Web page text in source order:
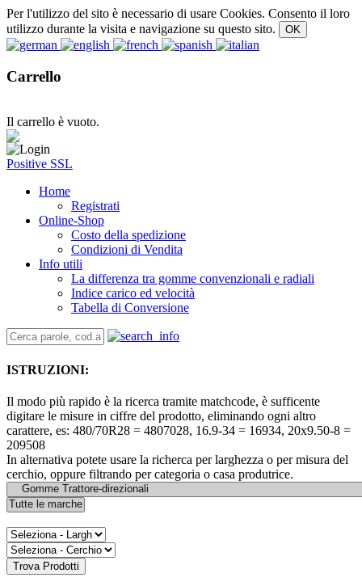
Per l'utilizzo del sito è necessario di usare Cookies. Consento il loro
utilizzo durante la visita e navigazione su questo sito.
Carrello
Il carrello è vuoto.
Positive SSL
Home
Registrati
Online-Shop
Costo della spedizione
Condizioni di Vendita
Info utili
La differenza tra gomme convenzionali e radiali
Indice carico ed velocità
Tabella di Conversione
ISTRUZIONI:
Il modo più rapido è la ricerca tramite matchcode, è sufficente
digitare le misure in ciffre del prodotto, eliminando ogni altro
carattere, es: 480/70R28 = 4807028, 16.9-34 = 16934, 20x9.50-8 =
209508
In alternativa potete usare la richerca per larghezza o per misura del
cerchio, oppure filtrando per categoria o casa produtrice.